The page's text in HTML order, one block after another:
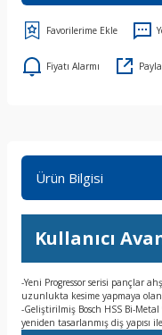
Fiyatı Alarmı
Ürün Bilgisi
Kullanıcı
-Yeni Progressor serisi pançlar
uzunlukta kesime yapmaya
-Geliştirilmiş Bosch HSS Bi-
yeniden tasarlanmış diş